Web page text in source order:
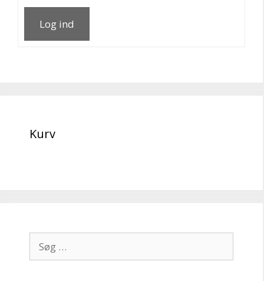
Log ind
Kurv
efter: